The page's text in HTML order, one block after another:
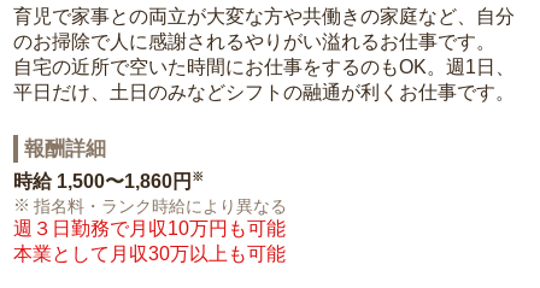
育児で家事との両立が大変な方や共働きの家庭など、自分
のお掃除で人に感謝されるやりがい溢れるお仕事です。
自宅の近所で空いた時間にお仕事をするのもOK。週1日、
平日だけ、土日のみなどシフトの融通が利くお仕事です。
報酬詳細
時給 1,500〜1,860円 ※
指名料・ランク時給により異なる
週３日勤務で月収10万円も可能
本業として月収30万以上も可能